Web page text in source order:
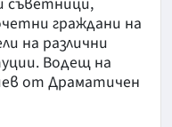
граждани на
на различни
Водещ на
от Драматичен